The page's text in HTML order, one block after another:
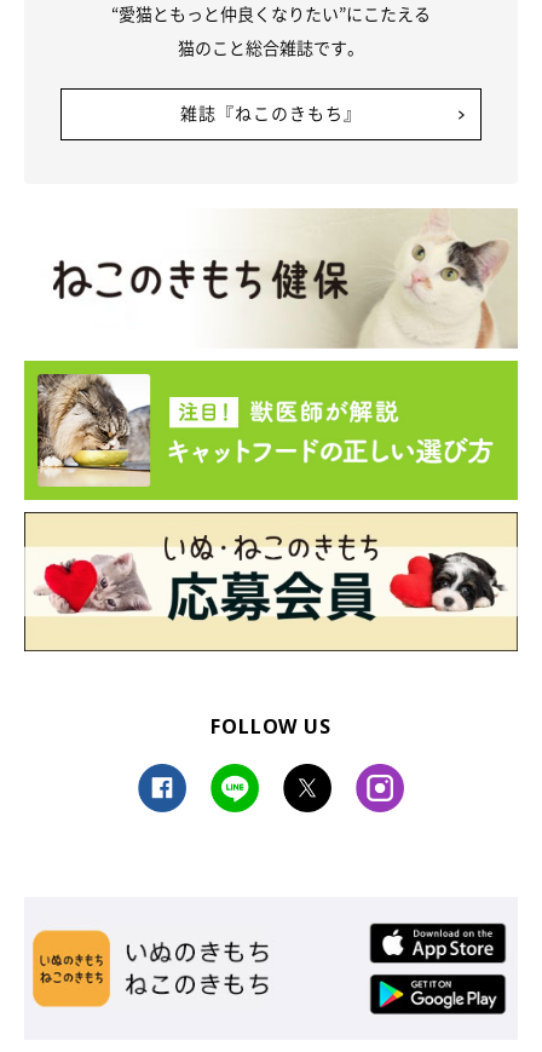
“愛猫ともっと仲良くなりたい”にこたえる
猫のこと総合雑誌です。
雑誌『ねこのきもち』
FOLLOW US